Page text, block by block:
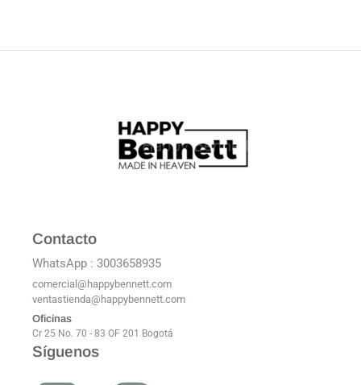
Contacto
WhatsApp : 3003658935
comercial@happybennett.com
ventastienda@happybennett.com
Oficinas
Cr 25 No. 70 - 83 OF 201 Bogotá
Síguenos